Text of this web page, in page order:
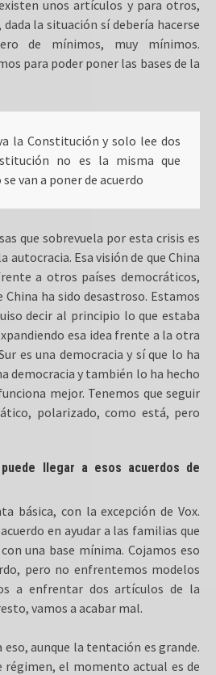
unos artículos y para otros,
la situación sí debería hacerse
de mínimos, muy mínimos.
para poder poner las bases de la
la Constitución y solo lee dos
no es la misma que
van a poner de acuerdo
que sobrevuela por esta crisis es
autocracia. Esa visión de que China
a otros países democráticos,
ha sido desastroso. Estamos
decir al principio lo que estaba
esa idea frente a la otra
es una democracia y sí que lo ha
democracia y también lo ha hecho
mejor. Tenemos que seguir
polarizado, como está, pero
llegar a esos acuerdos de
básica, con la excepción de Vox.
en ayudar a las familias que
una base mínima. Cojamos eso
pero no enfrentemos modelos
a enfrentar dos artículos de la
vamos a acabar mal.
aunque la tentación es grande.
régimen, el momento actual es de